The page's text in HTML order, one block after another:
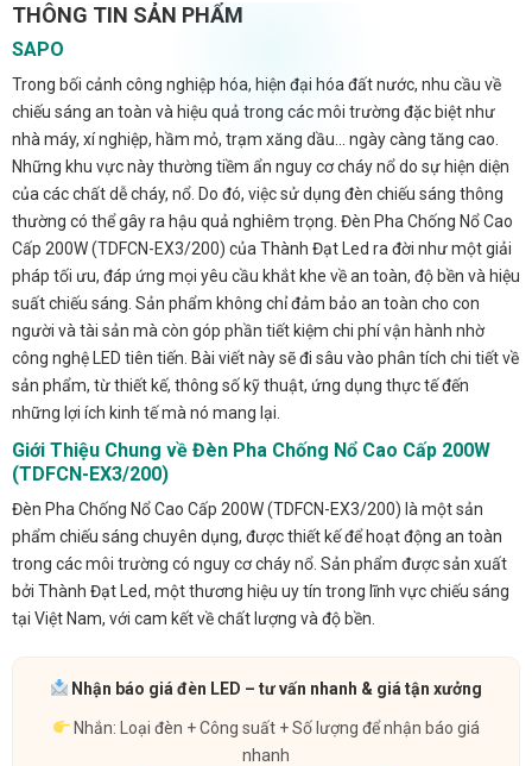
THÔNG TIN SẢN PHẨM
SAPO
Trong bối cảnh công nghiệp hóa, hiện đại hóa đất nước, nhu cầu về
chiếu sáng an toàn và hiệu quả trong các môi trường đặc biệt như
nhà máy, xí nghiệp, hầm mỏ, trạm xăng dầu… ngày càng tăng cao.
Những khu vực này thường tiềm ẩn nguy cơ cháy nổ do sự hiện diện
của các chất dễ cháy, nổ. Do đó, việc sử dụng đèn chiếu sáng thông
thường có thể gây ra hậu quả nghiêm trọng. Đèn Pha Chống Nổ Cao
Cấp 200W (TDFCN-EX3/200) của Thành Đạt Led ra đời như một giải
pháp tối ưu, đáp ứng mọi yêu cầu khắt khe về an toàn, độ bền và hiệu
suất chiếu sáng. Sản phẩm không chỉ đảm bảo an toàn cho con
người và tài sản mà còn góp phần tiết kiệm chi phí vận hành nhờ
công nghệ LED tiên tiến. Bài viết này sẽ đi sâu vào phân tích chi tiết về
sản phẩm, từ thiết kế, thông số kỹ thuật, ứng dụng thực tế đến
những lợi ích kinh tế mà nó mang lại.
Giới Thiệu Chung về Đèn Pha Chống Nổ Cao Cấp 200W
(TDFCN-EX3/200)
Đèn Pha Chống Nổ Cao Cấp 200W (TDFCN-EX3/200) là một sản
phẩm chiếu sáng chuyên dụng, được thiết kế để hoạt động an toàn
trong các môi trường có nguy cơ cháy nổ. Sản phẩm được sản xuất
bởi Thành Đạt Led, một thương hiệu uy tín trong lĩnh vực chiếu sáng
tại Việt Nam, với cam kết về chất lượng và độ bền.
Nhận báo giá đèn LED – tư vấn nhanh & giá tận xưởng
Nhắn: Loại đèn + Công suất + Số lượng để nhận báo giá
nhanh